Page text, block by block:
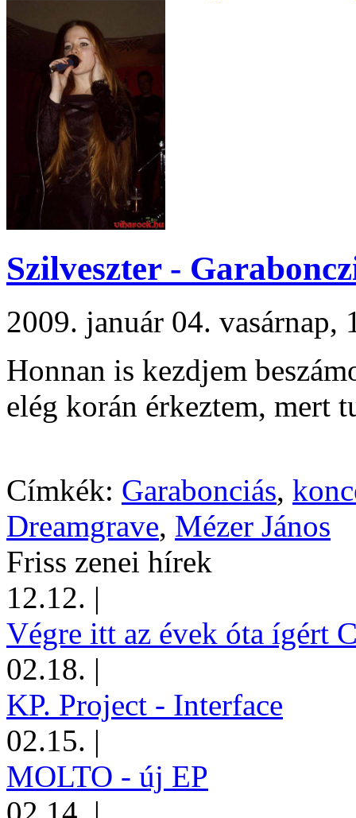
Szilveszter -
2009. január 04.
Honnan is kezdjem
elég korán érkeztem, mert
Címkék: Garabonciás,
Dreamgrave, Mézer János
Friss zenei hírek
12.12. |
Végre itt az évek óta ígért
02.18. |
KP. Project - Interface
02.15. |
MOLTO - új EP